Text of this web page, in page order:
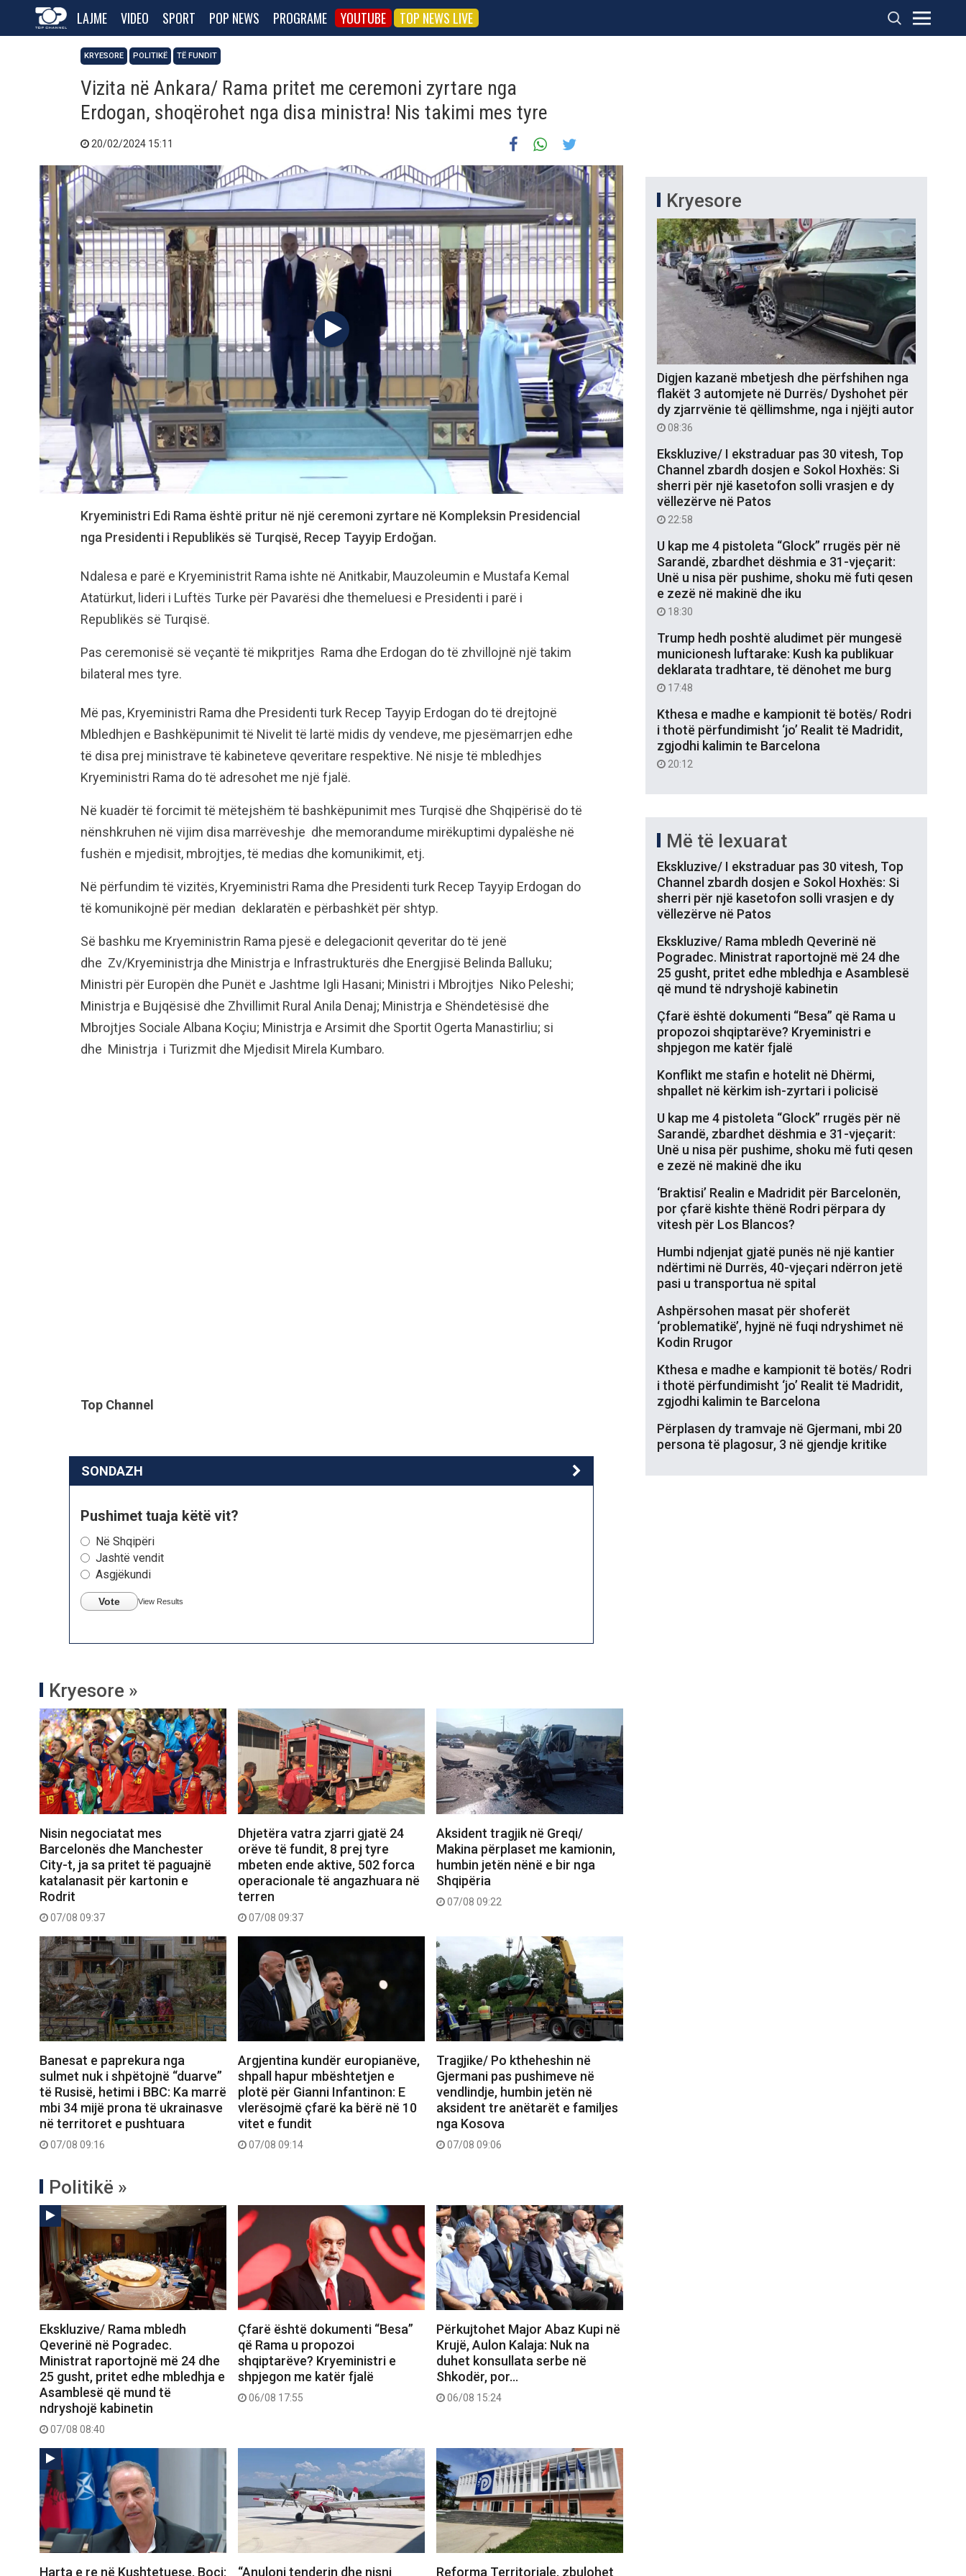
LAJME VIDEO SPORT POP NEWS PROGRAME YOUTUBE TOP NEWS LIVE
KRYESORE POLITIKË TË FUNDIT
Vizita në Ankara/ Rama pritet me ceremoni zyrtare nga
Erdogan, shoqërohet nga disa ministra! Nis takimi mes tyre
20/02/2024 15:11
Kryeministri Edi Rama është pritur në një ceremoni zyrtare në Kompleksin Presidencial
nga Presidenti i Republikës së Turqisë, Recep Tayyip Erdoğan.
Ndalesa e parë e Kryeministrit Rama ishte në Anitkabir, Mauzoleumin e Mustafa Kemal
Atatürkut, lideri i Luftës Turke për Pavarësi dhe themeluesi e Presidenti i parë i
Republikës së Turqisë.
Pas ceremonisë së veçantë të mikpritjes Rama dhe Erdogan do të zhvillojnë një takim
bilateral mes tyre.
Më pas, Kryeministri Rama dhe Presidenti turk Recep Tayyip Erdogan do të drejtojnë
Mbledhjen e Bashkëpunimit të Nivelit të lartë midis dy vendeve, me pjesëmarrjen edhe
të disa prej ministrave të kabineteve qeveritare respektive. Në nisje të mbledhjes
Kryeministri Rama do të adresohet me një fjalë.
Në kuadër të forcimit të mëtejshëm të bashkëpunimit mes Turqisë dhe Shqipërisë do të
nënshkruhen në vijim disa marrëveshje dhe memorandume mirëkuptimi dypalëshe në
fushën e mjedisit, mbrojtjes, të medias dhe komunikimit, etj.
Në përfundim të vizitës, Kryeministri Rama dhe Presidenti turk Recep Tayyip Erdogan do
të komunikojnë për median deklaratën e përbashkët për shtyp.
Së bashku me Kryeministrin Rama pjesë e delegacionit qeveritar do të jenë
dhe Zv/Kryeministrja dhe Ministrja e Infrastrukturës dhe Energjisë Belinda Balluku;
Ministri për Europën dhe Punët e Jashtme Igli Hasani; Ministri i Mbrojtjes Niko Peleshi;
Ministrja e Bujqësisë dhe Zhvillimit Rural Anila Denaj; Ministrja e Shëndetësisë dhe
Mbrojtjes Sociale Albana Koçiu; Ministrja e Arsimit dhe Sportit Ogerta Manastirliu; si
dhe Ministrja i Turizmit dhe Mjedisit Mirela Kumbaro.
Top Channel
SONDAZH
Pushimet tuaja këtë vit?
Në Shqipëri
Jashtë vendit
Asgjëkundi
Vote View Results
Kryesore »
Nisin negociatat mes
Barcelonës dhe Manchester
City-t, ja sa pritet të paguajnë
katalanasit për kartonin e
Rodrit
07/08 09:37
Dhjetëra vatra zjarri gjatë 24
orëve të fundit, 8 prej tyre
mbeten ende aktive, 502 forca
operacionale të angazhuara në
terren
07/08 09:37
Aksident tragjik në Greqi/
Makina përplaset me kamionin,
humbin jetën nënë e bir nga
Shqipëria
07/08 09:22
Banesat e paprekura nga
sulmet nuk i shpëtojnë “duarve”
të Rusisë, hetimi i BBC: Ka marrë
mbi 34 mijë prona të ukrainasve
në territoret e pushtuara
07/08 09:16
Argjentina kundër europianëve,
shpall hapur mbështetjen e
plotë për Gianni Infantinon: E
vlerësojmë çfarë ka bërë në 10
vitet e fundit
07/08 09:14
Tragjike/ Po ktheheshin në
Gjermani pas pushimeve në
vendlindje, humbin jetën në
aksident tre anëtarët e familjes
nga Kosova
07/08 09:06
Politikë »
Ekskluzive/ Rama mbledh
Qeverinë në Pogradec.
Ministrat raportojnë më 24 dhe
25 gusht, pritet edhe mbledhja e
Asamblesë që mund të
ndryshojë kabinetin
07/08 08:40
Çfarë është dokumenti “Besa”
që Rama u propozoi
shqiptarëve? Kryeministri e
shpjegon me katër fjalë
06/08 17:55
Përkujtohet Major Abaz Kupi në
Krujë, Aulon Kalaja: Nuk na
duhet konsullata serbe në
Shkodër, por…
06/08 15:24
Harta e re në Kushtetuese, Boçi: “Anuloni tenderin dhe nisni Reforma Territoriale, zbulohet
Kryesore
Digjen kazanë mbetjesh dhe përfshihen nga
flakët 3 automjete në Durrës/ Dyshohet për
dy zjarrvënie të qëllimshme, nga i njëjti autor
08:36
Ekskluzive/ I ekstraduar pas 30 vitesh, Top
Channel zbardh dosjen e Sokol Hoxhës: Si
sherri për një kasetofon solli vrasjen e dy
vëllezërve në Patos
22:58
U kap me 4 pistoleta “Glock” rrugës për në
Sarandë, zbardhet dëshmia e 31-vjeçarit:
Unë u nisa për pushime, shoku më futi qesen
e zezë në makinë dhe iku
18:30
Trump hedh poshtë aludimet për mungesë
municionesh luftarake: Kush ka publikuar
deklarata tradhtare, të dënohet me burg
17:48
Kthesa e madhe e kampionit të botës/ Rodri
i thotë përfundimisht ‘jo’ Realit të Madridit,
zgjodhi kalimin te Barcelona
20:12
Më të lexuarat
Ekskluzive/ I ekstraduar pas 30 vitesh, Top
Channel zbardh dosjen e Sokol Hoxhës: Si
sherri për një kasetofon solli vrasjen e dy
vëllezërve në Patos
Ekskluzive/ Rama mbledh Qeverinë në
Pogradec. Ministrat raportojnë më 24 dhe
25 gusht, pritet edhe mbledhja e Asamblesë
që mund të ndryshojë kabinetin
Çfarë është dokumenti “Besa” që Rama u
propozoi shqiptarëve? Kryeministri e
shpjegon me katër fjalë
Konflikt me stafin e hotelit në Dhërmi,
shpallet në kërkim ish-zyrtari i policisë
U kap me 4 pistoleta “Glock” rrugës për në
Sarandë, zbardhet dëshmia e 31-vjeçarit:
Unë u nisa për pushime, shoku më futi qesen
e zezë në makinë dhe iku
‘Braktisi’ Realin e Madridit për Barcelonën,
por çfarë kishte thënë Rodri përpara dy
vitesh për Los Blancos?
Humbi ndjenjat gjatë punës në një kantier
ndërtimi në Durrës, 40-vjeçari ndërron jetë
pasi u transportua në spital
Ashpërsohen masat për shoferët
‘problematikë’, hyjnë në fuqi ndryshimet në
Kodin Rrugor
Kthesa e madhe e kampionit të botës/ Rodri
i thotë përfundimisht ‘jo’ Realit të Madridit,
zgjodhi kalimin te Barcelona
Përplasen dy tramvaje në Gjermani, mbi 20
persona të plagosur, 3 në gjendje kritike